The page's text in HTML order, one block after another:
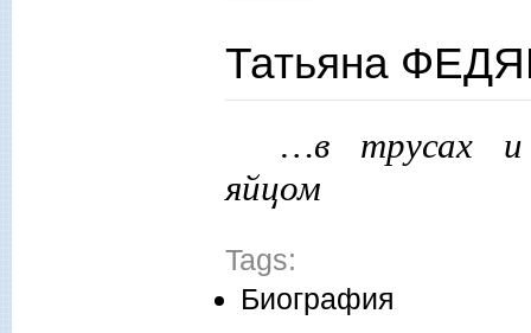
Татьяна
…в трусах
яйцом
Tags:
Биография